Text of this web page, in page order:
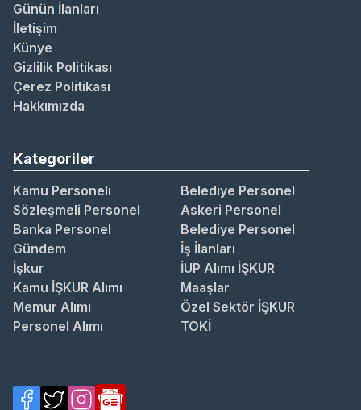
Günün İlanları
İletişim
Künye
Gizlilik Politikası
Çerez Politikası
Hakkımızda
Kategoriler
Kamu Personeli
Belediye Personel
Sözleşmeli Personel
Askeri Personel
Banka Personel
Belediye Personel
Gündem
İş İlanları
İşkur
İUP Alımı İŞKUR
Kamu İŞKUR Alımı
Maaşlar
Memur Alımı
Özel Sektör İŞKUR
Personel Alımı
TOKİ